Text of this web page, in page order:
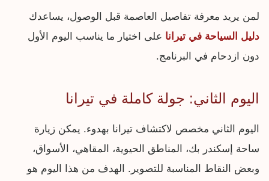
لمن يريد معرفة تفاصيل العاصمة قبل الوصول، يساعدك
دليل السياحة في تيرانا على اختيار ما يناسب اليوم الأول
دون ازدحام في البرنامج.
اليوم الثاني: جولة كاملة في تيرانا
اليوم الثاني مخصص لاكتشاف تيرانا بهدوء. يمكن زيارة
ساحة إسكندر بك، المناطق الحيوية، المقاهي، الأسواق،
وبعض النقاط المناسبة للتصوير. الهدف من هذا اليوم هو